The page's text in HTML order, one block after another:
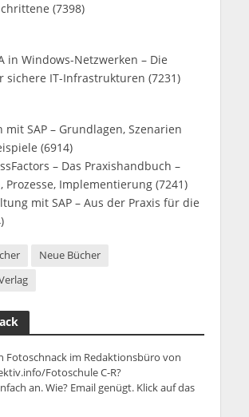
(7398)
in Windows-Netzwerken – Die
sichere IT-Infrastrukturen (7231)
mit SAP – Grundlagen, Szenarien
(6914)
– Das Praxishandbuch –
Prozesse, Implementierung (7241)
mit SAP – Aus der Praxis für die
Neue Bücher
Fotoschnack im Redaktionsbüro von
Fotoschule C-R?
an. Wie? Email genügt. Klick auf das